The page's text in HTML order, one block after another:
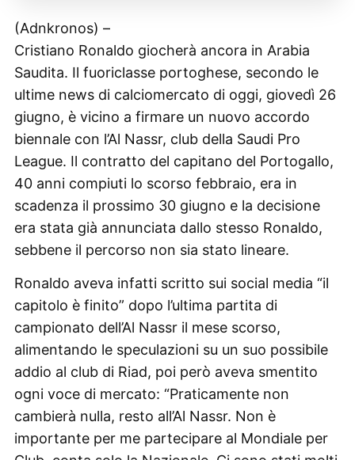
(Adnkronos) –
Cristiano Ronaldo giocherà ancora in Arabia
Saudita. Il fuoriclasse portoghese, secondo le
ultime news di calciomercato di oggi, giovedì 26
giugno, è vicino a firmare un nuovo accordo
biennale con l’Al Nassr, club della Saudi Pro
League. Il contratto del capitano del Portogallo,
40 anni compiuti lo scorso febbraio, era in
scadenza il prossimo 30 giugno e la decisione
era stata già annunciata dallo stesso Ronaldo,
sebbene il percorso non sia stato lineare.
Ronaldo aveva infatti scritto sui social media “il
capitolo è finito” dopo l’ultima partita di
campionato dell’Al Nassr il mese scorso,
alimentando le speculazioni su un suo possibile
addio al club di Riad, poi però aveva smentito
ogni voce di mercato: “Praticamente non
cambierà nulla, resto all’Al Nassr. Non è
importante per me partecipare al Mondiale per